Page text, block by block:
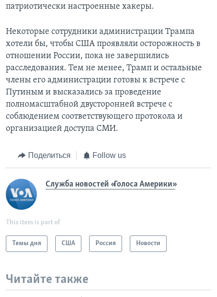
патриотически настроенные хакеры.
Некоторые сотрудники администрации Трампа
хотели бы, чтобы США проявляли осторожность в
отношении России, пока не завершились
расследования. Тем не менее, Трамп и остальные
члены его администрации готовы к встрече с
Путиным и высказались за проведение
полномасштабной двусторонней встрече с
соблюдением соответствующего протокола и
организацией доступа СМИ.
Поделиться Follow us
Служба новостей «Голоса Америки»
This item is part of
Темы дня США Россия Новости
Читайте также